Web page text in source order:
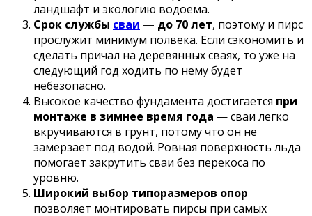
ландшафт и экологию водоема.
Срок службы сваи — до 70 лет, поэтому и пирс
прослужит минимум полвека. Если сэкономить и
сделать причал на деревянных сваях, то уже на
следующий год ходить по нему будет
небезопасно.
Высокое качество фундамента достигается при
монтаже в зимнее время года — сваи легко
вкручиваются в грунт, потому что он не
замерзает под водой. Ровная поверхность льда
помогает закрутить сваи без перекоса по
уровню.
Широкий выбор типоразмеров опор
позволяет монтировать пирсы при самых